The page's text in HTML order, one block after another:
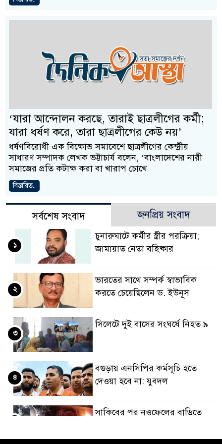
‘যারা আন্দোলন করছে, তারাই ছাত্রলীগের কর্মী;
যারা ধর্ষণ করে, তারা ছাত্রলীগের কেউ নয়’
ধর্ষণবিরোধী এক বিক্ষোভ সমাবেশে ছাত্রলীগের কেন্দ্রীয়
সাধারণ সম্পাদক লেখক ভট্টাচার্য বলেন, ‘বাংলাদেশের নারী
সমাজের প্রতি কটাক্ষ করা বা খারাপ চোখে
বিস্তারিত..
সর্বশেষ সংবাদ জনপ্রিয় সংবাদ
চুনারুঘাটে কর্মীর স্ত্রীর পরক্রিয়া;
জামায়াত নেতা বহিষ্কার
১
ভারতের সাথে সম্পর্ক স্বাভাবিক
করতে চেয়েছিলেন ড. ইউনূস
২
সিলেটে দুই বাসের সংঘর্ষে নিহত ৯
৩
বগুড়ায় এনসিপির কর্মসূচি হতে
দেওয়া হবে না: যুবদল
৪
সাকিবের পর নওফেলের বাড়িতে